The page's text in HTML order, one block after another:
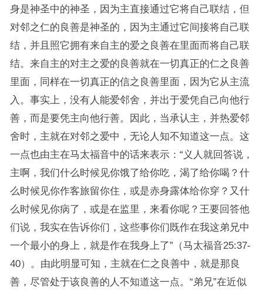
身是神圣中的神圣，因为主直接通过它将自己联结，但
对邻之仁的良善是神圣的，因为主通过它间接将自己联
结，并且照它拥有来自主的爱之良善在里面而将自己联
结。来自主的对主之爱的良善就在一切真正的仁之良善
里面，同样在一切真正的信之良善里面，因为它从主流
入。事实上，没有人能爱邻舍，并出于爱凭自己向他行
善，而是要凭主向他行善。因此，当承认主，并热爱邻
舍时，主就在对邻之爱中，无论人知不知道这一点。这
一点也由主在马太福音中的话来表示：“义人就回答说，
主啊，我们什么时候见你饿了给你吃，渴了给你喝？什
么时候见你作客旅留你住，或是赤身露体给你穿？又什
么时候见你病了，或是在监里，来看你呢？王要回答他
们说，我实在告诉你们，这些事你们既作在我这弟兄中
一个最小的身上，就是作在我身上了”（马太福音25:37-
40）。由此明显可知，主就在仁之良善中，就是那良
善，尽管处于该良善的人不知道这一点。“弟兄”在近似